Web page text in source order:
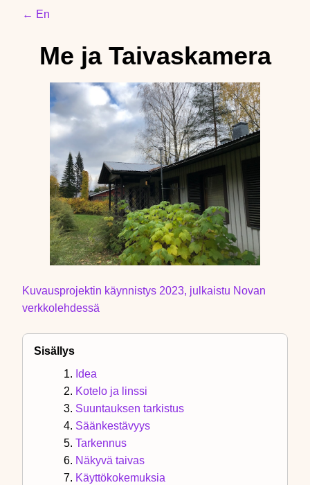
← En
Me ja Taivaskamera
Kuvausprojektin käynnistys 2023, julkaistu Novan
verkkolehdessä
Sisällys
Idea
Kotelo ja linssi
Suuntauksen tarkistus
Säänkestävyys
Tarkennus
Näkyvä taivas
Käyttökokemuksia